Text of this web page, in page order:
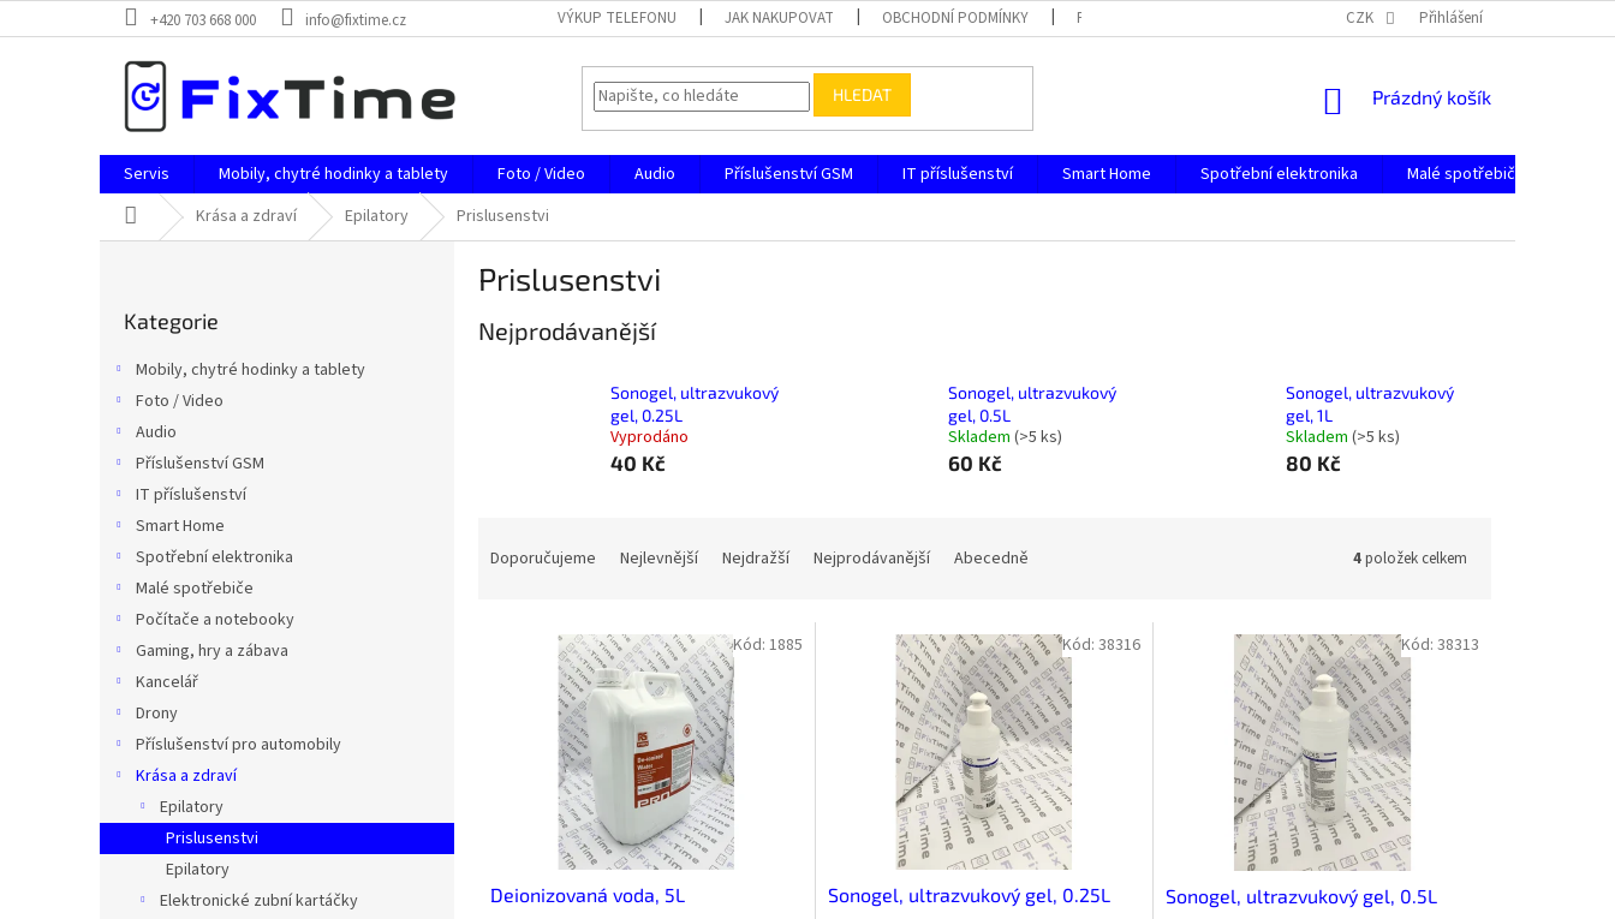
na
+420 703 668 000 info@fixtime.cz VÝKUP TELEFONU JAK NAKUPOVAT OBCHODNÍ PODMÍNKY PODMÍNKY OCHRANY OSOBNÍCH ÚDAJŮ CZK Přihlášení
HLEDAT
NÁKUPNÍ
Prázdný košík
Servis Mobily, chytré hodinky a tablety Foto / Video Audio Příslušenství GSM IT příslušenství Smart Home Spotřební elektronika Malé spotřebiče
Domů Krása a zdraví Epilatory Prislusenstvi
kategorie
Kategorie
Mobily, chytré hodinky a tablety
Foto / Video
Audio
Příslušenství GSM
IT příslušenství
Smart Home
Spotřební elektronika
Malé spotřebiče
Počítače a notebooky
Gaming, hry a zábava
Kancelář
Drony
Příslušenství pro automobily
Krása a zdraví
Epilatory
Prislusenstvi
Epilatory
Elektronické zubní kartáčky
Prislusenstvi
Nejprodávanější
Sonogel, ultrazvukový
gel, 0.25L
Vyprodáno
40 Kč
Sonogel, ultrazvukový
gel, 0.5L
Skladem (>5 ks)
60 Kč
Sonogel, ultrazvukový
gel, 1L
Skladem (>5 ks)
80 Kč
Doporučujeme Nejlevnější Nejdražší Nejprodávanější Abecedně 4položek celkem
Deionizovaná voda, 5L
Kód: 1885
Sonogel, ultrazvukový gel, 0.25L
Kód: 38316
Sonogel, ultrazvukový gel, 0.5L
Kód: 38313